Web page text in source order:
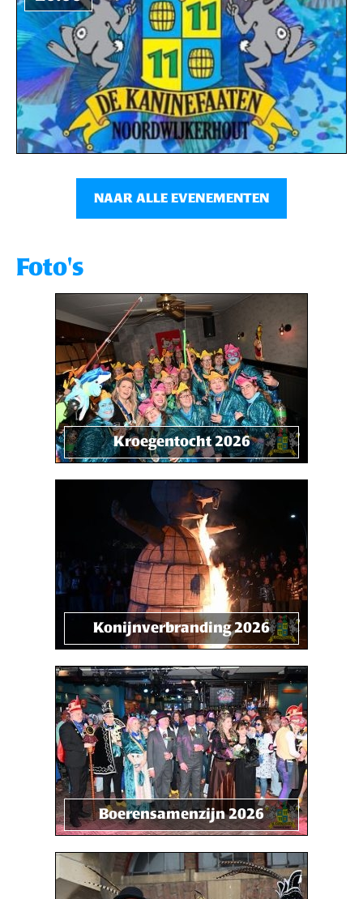
NAAR ALLE EVENEMENTEN
Foto's
Kroegentocht 2026
Konijnverbranding 2026
Boerensamenzijn 2026